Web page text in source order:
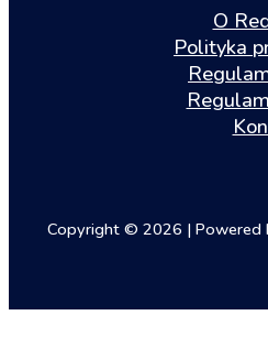
O
Polityka
Copyright © 2026 | Powered